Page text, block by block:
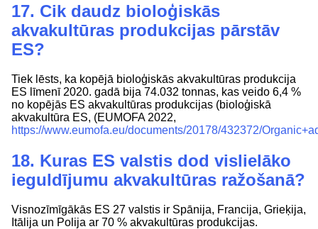
17. Cik daudz bioloģiskās
akvakultūras produkcijas pārstāv
ES?
Tiek lēsts, ka kopējā bioloģiskās akvakultūras produkcija
ES līmenī 2020. gadā bija 74.032 tonnas, kas veido 6,4 %
no kopējās ES akvakultūras produkcijas (bioloģiskā
akvakultūra ES, (EUMOFA 2022,
https://www.eumofa.eu/documents/20178/432372/
18. Kuras ES valstis dod vislielāko
ieguldījumu akvakultūras ražošanā?
Visnozīmīgākās ES 27 valstis ir Spānija, Francija, Grieķija,
Itālija un Polija ar 70 % akvakultūras produkcijas.